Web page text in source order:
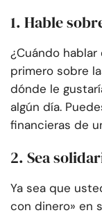
1. Hable
¿Cuándo
primero sobre
dónde le
algún día.
financieras de
2. Sea
Ya sea que
con dinero» en